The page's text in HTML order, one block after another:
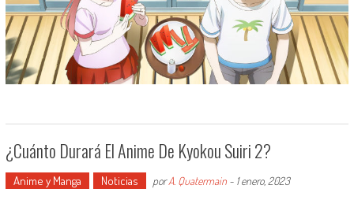
¿Cuánto Durará El Anime De Kyokou Suiri 2?
Anime y Manga Noticias porA. Quatermain- 1 enero, 2023